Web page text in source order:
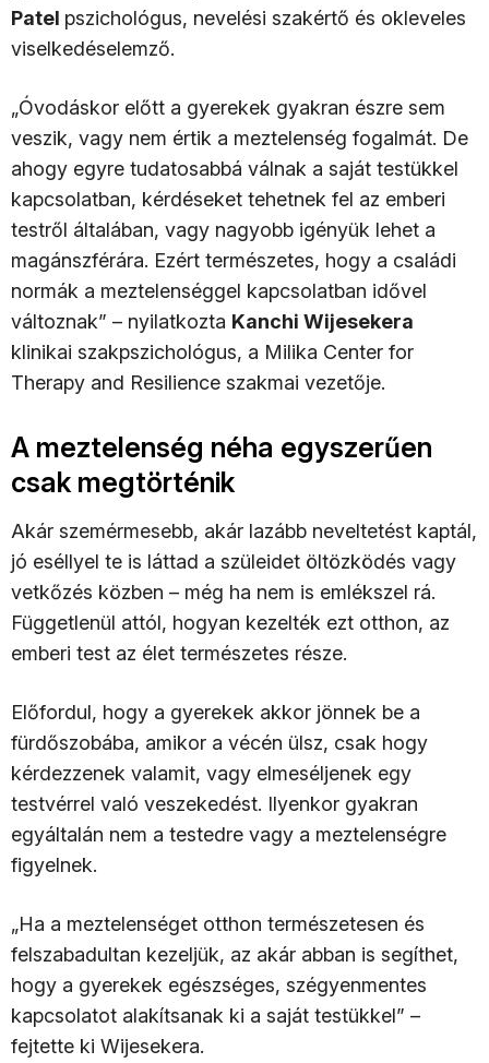
Patel pszichológus, nevelési szakértő és okleveles
viselkedéselemző.
„Óvodáskor előtt a gyerekek gyakran észre sem
veszik, vagy nem értik a meztelenség fogalmát. De
ahogy egyre tudatosabbá válnak a saját testükkel
kapcsolatban, kérdéseket tehetnek fel az emberi
testről általában, vagy nagyobb igényük lehet a
magánszférára. Ezért természetes, hogy a családi
normák a meztelenséggel kapcsolatban idővel
változnak” – nyilatkozta Kanchi Wijesekera
klinikai szakpszichológus, a Milika Center for
Therapy and Resilience szakmai vezetője.
A meztelenség néha egyszerűen
csak megtörténik
Akár szemérmesebb, akár lazább neveltetést kaptál,
jó eséllyel te is láttad a szüleidet öltözködés vagy
vetkőzés közben – még ha nem is emlékszel rá.
Függetlenül attól, hogyan kezelték ezt otthon, az
emberi test az élet természetes része.
Előfordul, hogy a gyerekek akkor jönnek be a
fürdőszobába, amikor a vécén ülsz, csak hogy
kérdezzenek valamit, vagy elmeséljenek egy
testvérrel való veszekedést. Ilyenkor gyakran
egyáltalán nem a testedre vagy a meztelenségre
figyelnek.
„Ha a meztelenséget otthon természetesen és
felszabadultan kezeljük, az akár abban is segíthet,
hogy a gyerekek egészséges, szégyenmentes
kapcsolatot alakítsanak ki a saját testükkel” –
fejtette ki Wijesekera.